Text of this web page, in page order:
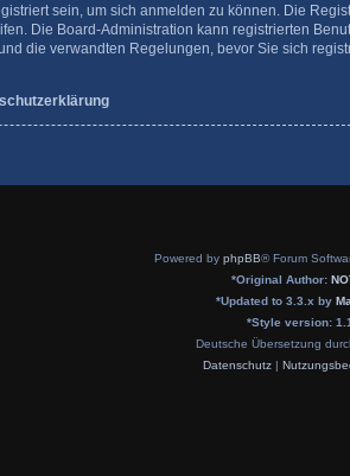
sein, um sich anmelden zu können. Die
Die Board-Administration kann registrierten
die verwandten Regelungen, bevor Sie sich
Powered by phpBB® Forum
*Original Author:
*Updated to 3.3.x by
*Style version:
Deutsche Übersetzung
Datenschutz|